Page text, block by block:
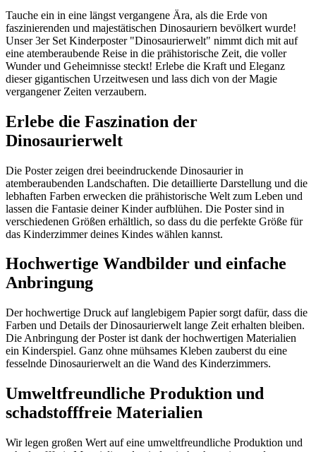
Tauche ein in eine längst vergangene Ära, als die Erde von
faszinierenden und majestätischen Dinosauriern bevölkert wurde!
Unser 3er Set Kinderposter "Dinosaurierwelt" nimmt dich mit auf
eine atemberaubende Reise in die prähistorische Zeit, die voller
Wunder und Geheimnisse steckt! Erlebe die Kraft und Eleganz
dieser gigantischen Urzeitwesen und lass dich von der Magie
vergangener Zeiten verzaubern.
Erlebe die Faszination der
Dinosaurierwelt
Die Poster zeigen drei beeindruckende Dinosaurier in
atemberaubenden Landschaften. Die detaillierte Darstellung und die
lebhaften Farben erwecken die prähistorische Welt zum Leben und
lassen die Fantasie deiner Kinder aufblühen. Die Poster sind in
verschiedenen Größen erhältlich, so dass du die perfekte Größe für
das Kinderzimmer deines Kindes wählen kannst.
Hochwertige Wandbilder und einfache
Anbringung
Der hochwertige Druck auf langlebigem Papier sorgt dafür, dass die
Farben und Details der Dinosaurierwelt lange Zeit erhalten bleiben.
Die Anbringung der Poster ist dank der hochwertigen Materialien
ein Kinderspiel. Ganz ohne mühsames Kleben zauberst du eine
fesselnde Dinosaurierwelt an die Wand des Kinderzimmers.
Umweltfreundliche Produktion und
schadstofffreie Materialien
Wir legen großen Wert auf eine umweltfreundliche Produktion und